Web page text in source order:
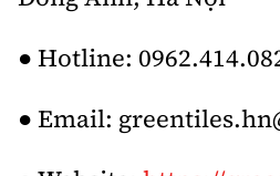
● Hotline:
● Email: